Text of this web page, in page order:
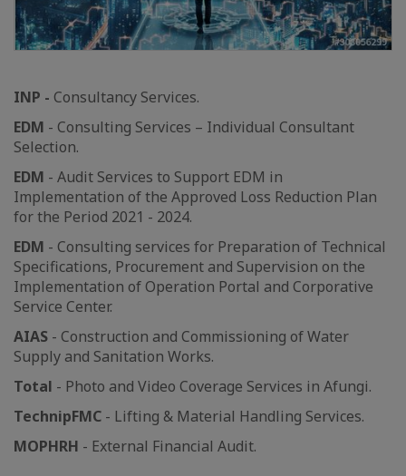
INP - Consultancy Services.
EDM - Consulting Services – Individual Consultant
Selection.
EDM - Audit Services to Support EDM in
Implementation of the Approved Loss Reduction Plan
for the Period 2021 - 2024.
EDM - Consulting services for Preparation of Technical
Specifications, Procurement and Supervision on the
Implementation of Operation Portal and Corporative
Service Center.
AIAS - Construction and Commissioning of Water
Supply and Sanitation Works.
Total - Photo and Video Coverage Services in Afungi.
TechnipFMC - Lifting & Material Handling Services.
MOPHRH - External Financial Audit.